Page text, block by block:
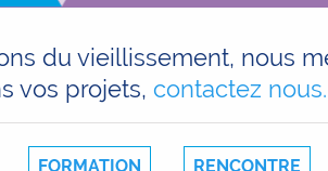
du vieillissement, nous
vos projets, contactez nous.
FORMATION RENCONTRE